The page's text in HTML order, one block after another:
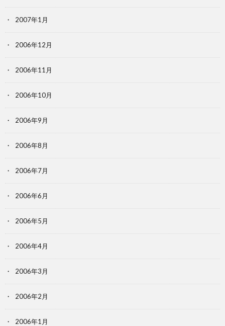
2007年1月
2006年12月
2006年11月
2006年10月
2006年9月
2006年8月
2006年7月
2006年6月
2006年5月
2006年4月
2006年3月
2006年2月
2006年1月